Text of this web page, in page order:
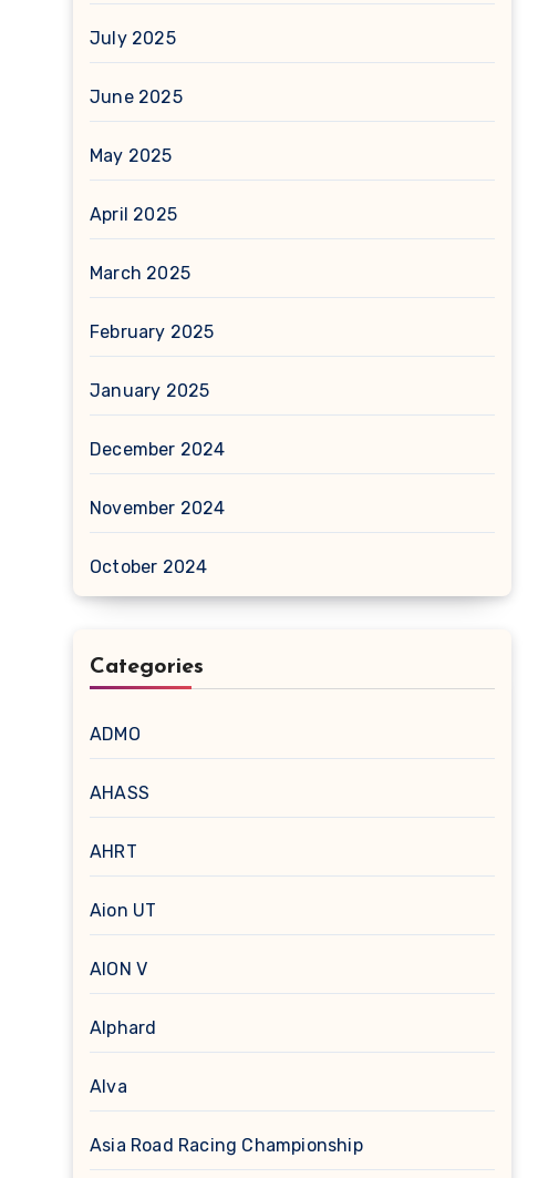
July 2025
June 2025
May 2025
April 2025
March 2025
February 2025
January 2025
December 2024
November 2024
October 2024
Categories
ADMO
AHASS
AHRT
Aion UT
AION V
Alphard
Alva
Asia Road Racing Championship